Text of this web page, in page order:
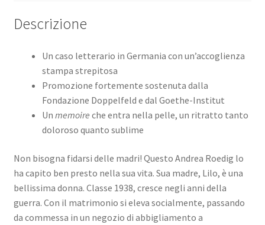
Descrizione
Un caso letterario in Germania con un’accoglienza
stampa strepitosa
Promozione fortemente sostenuta dalla
Fondazione Doppelfeld e dal Goethe-Institut
Un memoire che entra nella pelle, un ritratto tanto
doloroso quanto sublime
Non bisogna fidarsi delle madri! Questo Andrea Roedig lo
ha capito ben presto nella sua vita. Sua madre, Lilo, è una
bellissima donna. Classe 1938, cresce negli anni della
guerra. Con il matrimonio si eleva socialmente, passando
da commessa in un negozio di abbigliamento a